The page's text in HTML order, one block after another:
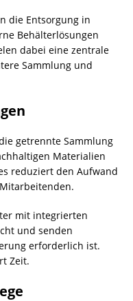
die Entsorgung in
Behälterlösungen
dabei eine zentrale
Sammlung und
getrennte Sammlung
Materialien
reduziert den Aufwand
mit integrierten
und senden
erforderlich ist.
Zeit.